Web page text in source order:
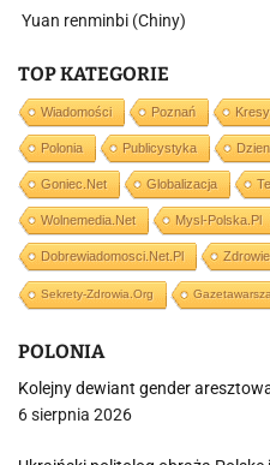
Yuan renminbi (Chiny)
TOP KATEGORIE
Wiadomości Poznań
Polonia Publicystyka
Goniec.net Globalizacja
Wolnemedia.net Mysl-Polska.pl
Dobrewiadomosci.net.pl Zdrowie
Sekrety-Zdrowia.org
POLONIA
Kolejny dewiant gender
6 sierpnia 2026